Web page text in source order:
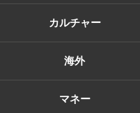
カルチャー
海外
マネー